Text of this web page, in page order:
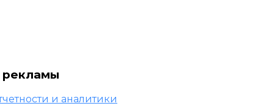
рекламы
и аналитики